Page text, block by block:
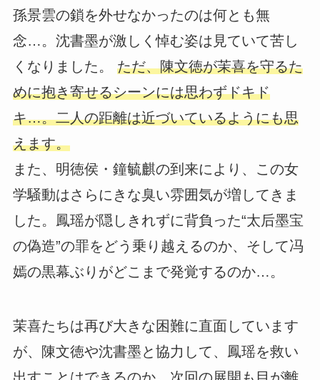
孫景雲の鎖を外せなかったのは何とも無
念…。沈書墨が激しく悼む姿は見ていて苦し
くなりました。 ただ、陳文徳が茉喜を守るた
めに抱き寄せるシーンには思わずドキド
キ…。二人の距離は近づいているようにも思
えます。
また、明徳侯・鐘毓麒の到来により、この女
学騒動はさらにきな臭い雰囲気が増してきま
した。鳳瑶が隠しきれずに背負った“太后墨宝
の偽造”の罪をどう乗り越えるのか、そして冯
嫣の黒幕ぶりがどこまで発覚するのか…。
茉喜たちは再び大きな困難に直面しています
が、陳文徳や沈書墨と協力して、鳳瑶を救い